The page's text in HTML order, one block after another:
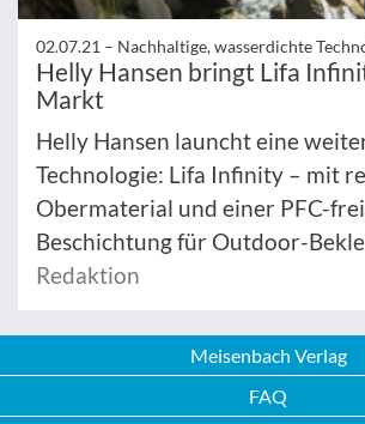
02.07.21 – Nachhaltige, wasserdichte
Helly Hansen bringt Lifa
Markt
Helly Hansen launcht eine
Technologie: Lifa Infinity – mit
Obermaterial und einer PFC-
Beschichtung für Outdoor-
Redaktion
Meisenbach Verlag
FAQ